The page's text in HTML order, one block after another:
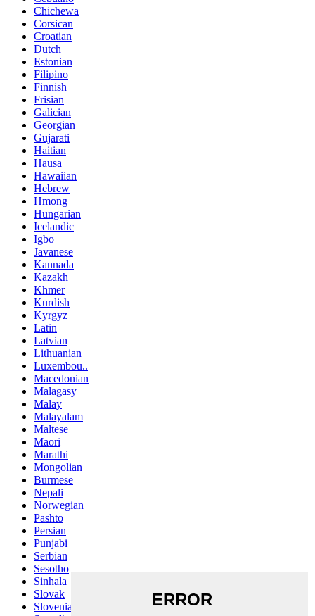
Chichewa
Corsican
Croatian
Dutch
Estonian
Filipino
Finnish
Frisian
Galician
Georgian
Gujarati
Haitian
Hausa
Hawaiian
Hebrew
Hmong
Hungarian
Icelandic
Igbo
Javanese
Kannada
Kazakh
Khmer
Kurdish
Kyrgyz
Latin
Latvian
Lithuanian
Luxembou..
Macedonian
Malagasy
Malay
Malayalam
Maltese
Maori
Marathi
Mongolian
Burmese
Nepali
Norwegian
Pashto
Persian
Punjabi
Serbian
Sesotho
Sinhala
Slovak
Slovenian